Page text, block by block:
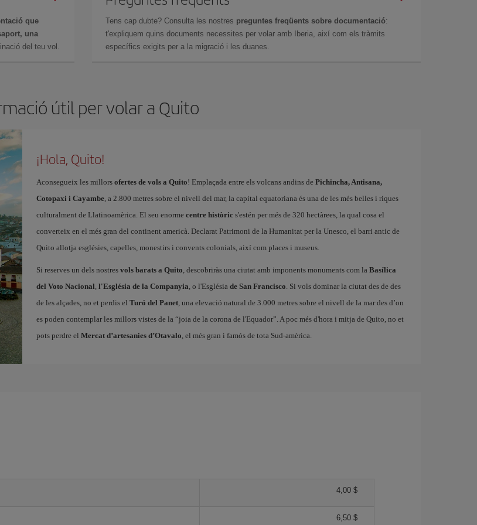
que
una
del teu vol.
Tens cap dubte? Consulta les nostres preguntes freqüents sobre documentació:
t'expliquem quins documents necessites per volar amb Iberia, així com els tràmits
específics exigits per a la migració i les duanes.
útil per volar a Quito
¡Hola, Quito!
Aconsegueix les millors ofertes de vols a Quito! Emplaçada entre els volcans andins de Pichincha, Antisana,
Cotopaxi i Cayambe, a 2.800 metres sobre el nivell del mar, la capital equatoriana és una de les més belles i riques
culturalment de Llatinoamèrica. El seu enorme centre històrics'estén per més de 320 hectàrees, la qual cosa el
converteix en el més gran del continent americà. Declarat Patrimoni de la Humanitat per la Unesco, el barri antic de
Quito allotja esglésies, capelles, monestirs i convents colonials, així com places i museus.
Si reserves un dels nostres vols barats a Quito, descobriràs una ciutat amb imponents monuments com la Basílica
del Voto Nacional, l'Església de la Companyia, o l'Església de San Francisco. Si vols dominar la ciutat des de des
de les alçades, no et perdis el Turó del Panet, una elevació natural de 3.000 metres sobre el nivell de la mar des d’on
es poden contemplar les millors vistes de la “joia de la corona de l'Equador”. A poc més d'hora i mitja de Quito, no et
pots perdre el Mercat d’artesanies d’Otavalo, el més gran i famós de tota Sud-amèrica.
4,00 $
6,50 $